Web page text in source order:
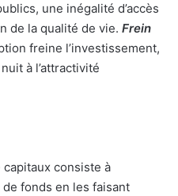
une inégalité d’accès
de la qualité de vie. Frein
freine l’investissement,
à l’attractivité
consiste à
fonds en les faisant